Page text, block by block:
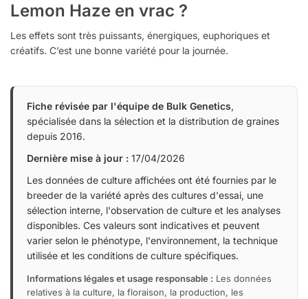
Lemon Haze en vrac ?
Les effets sont très puissants, énergiques, euphoriques et
créatifs. C’est une bonne variété pour la journée.
Fiche révisée par l'équipe de Bulk Genetics,
spécialisée dans la sélection et la distribution de graines
depuis 2016.
Dernière mise à jour : 17/04/2026
Les données de culture affichées ont été fournies par le
breeder de la variété après des cultures d'essai, une
sélection interne, l'observation de culture et les analyses
disponibles. Ces valeurs sont indicatives et peuvent
varier selon le phénotype, l'environnement, la technique
utilisée et les conditions de culture spécifiques.
Informations légales et usage responsable : Les données
relatives à la culture, la floraison, la production, les